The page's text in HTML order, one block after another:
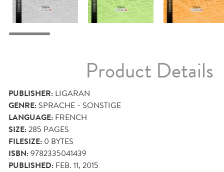
Product Details
PUBLISHER: LIGARAN
GENRE: SPRACHE - SONSTIGE
LANGUAGE: FRENCH
SIZE:285 PAGES
FILESIZE: 0 BYTES
ISBN:9782335041439
PUBLISHED: FEB. 11, 2015